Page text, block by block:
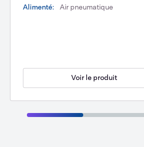
Alimenté:
Air pneumatique
Voir le produit